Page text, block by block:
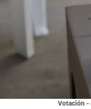
Votación -